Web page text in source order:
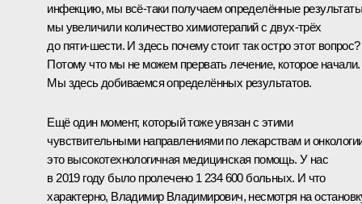
инфекцию, мы всё‑таки получаем определённые
мы увеличили количество химиотерапий с двух‑трёх
до пяти‑шести. И здесь почему стоит так остро этот вопрос?
Потому что мы не можем прервать лечение, которое начали.
Мы здесь добиваемся определённых результатов.
Ещё один момент, который тоже увязан с этими
чувствительными направлениями по лекарствам и
это высокотехнологичная медицинская помощь. У нас
в 2019 году было пролечено 1 234 600 больных. И что
характерно, Владимир Владимирович, несмотря на